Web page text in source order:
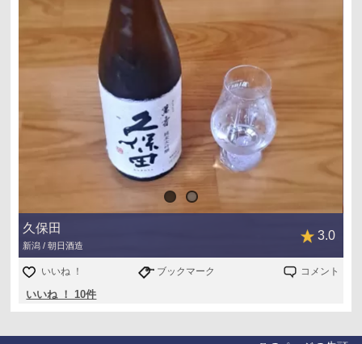
久保田
新潟 / 朝日酒造
3.0
いいね ！ ブックマーク コメント
いいね ！ 10件